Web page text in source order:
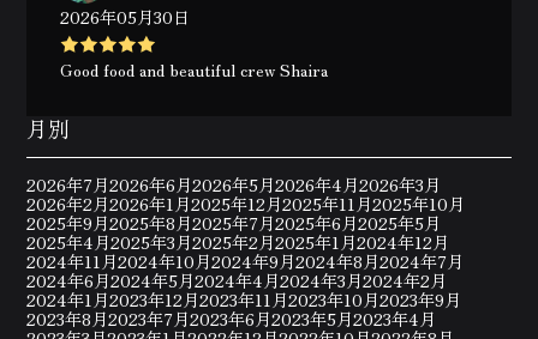
2026年05月30日
Good food and beautiful crew Shaira
月別
2026年7月2026年6月2026年5月2026年4月2026年3月
2026年2月2026年1月2025年12月2025年11月2025年10月
2025年9月2025年8月2025年7月2025年6月2025年5月
2025年4月2025年3月2025年2月2025年1月2024年12月
2024年11月2024年10月2024年9月2024年8月2024年7月
2024年6月2024年5月2024年4月2024年3月2024年2月
2024年1月2023年12月2023年11月2023年10月2023年9月
2023年8月2023年7月2023年6月2023年5月2023年4月